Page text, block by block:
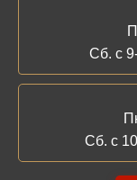
Сб. с
Сб. с